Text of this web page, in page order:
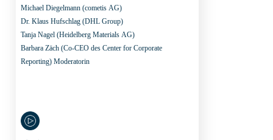
Michael Diegelmann (cometis AG)
Dr. Klaus Hufschlag (DHL Group)
Tanja Nagel (Heidelberg Materials AG)
Barbara Zäch (Co-CEO des Center for Corporate
Reporting) Moderatorin